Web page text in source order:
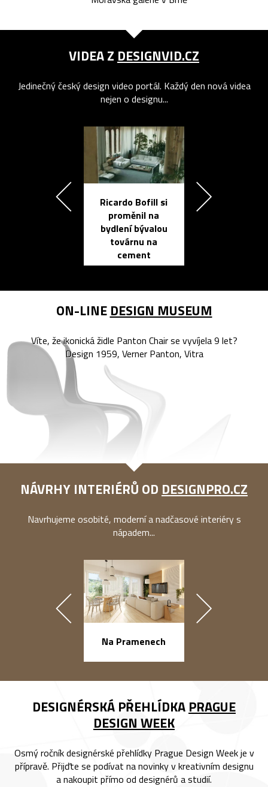
VIDEA Z DESIGNVID.CZ
Jedinečný český design video portál. Každý den nová videa
nejen o designu...
Ricardo Bofill si
proměnil na
bydlení bývalou
továrnu na
cement
ON-LINE DESIGN MUSEUM
Víte, že ikonická židle Panton Chair se vyvíjela 9 let?
Design 1959, Verner Panton, Vitra
NÁVRHY INTERIÉRŮ OD DESIGNPRO.CZ
Navrhujeme osobité, moderní a nadčasové interiéry s
nápadem...
Na Pramenech
DESIGNÉRSKÁ PŘEHLÍDKA PRAGUE
DESIGN WEEK
Osmý ročník designérské přehlídky Prague Design Week je v
přípravě. Přijďte se podívat na novinky v kreativním designu
a nakoupit přímo od designérů a studií.